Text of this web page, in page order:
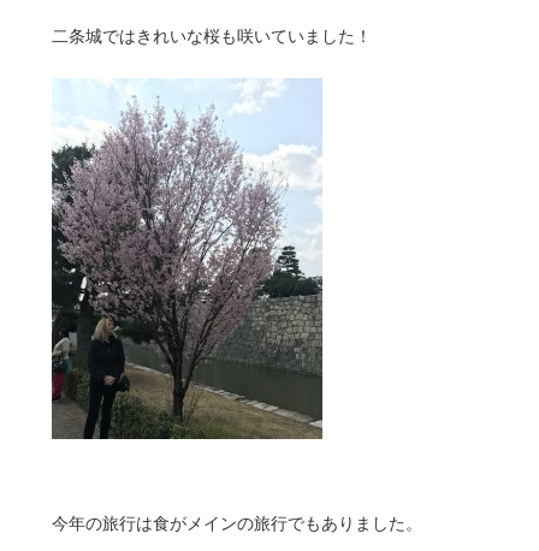
二条城ではきれいな桜も咲いていました！
今年の旅行は食がメインの旅行でもありました。